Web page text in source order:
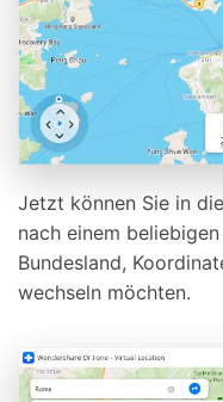
Jetzt können Sie in
nach einem
Bundesland,
wechseln möchten.